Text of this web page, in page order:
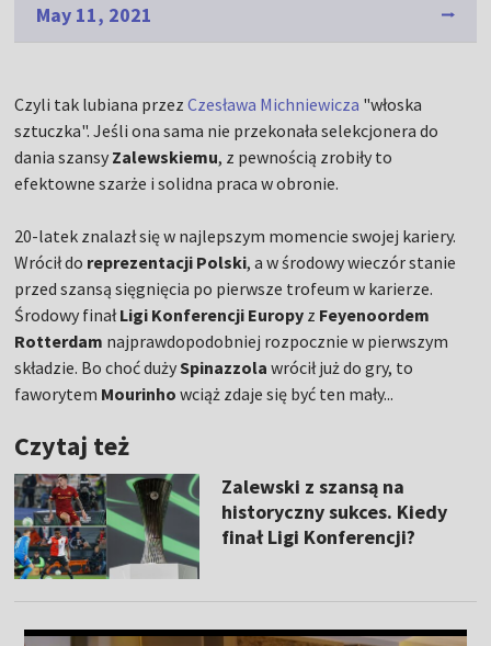
May 11, 2021
Czyli tak lubiana przezCzesława Michniewicza "włoska
sztuczka". Jeśli ona sama nie przekonała selekcjonera do
dania szansy Zalewskiemu, z pewnością zrobiły to
efektowne szarże i solidna praca w obronie.
20-latek znalazł się w najlepszym momencie swojej kariery.
Wrócił do reprezentacji Polski, a w środowy wieczór stanie
przed szansą sięgnięcia po pierwsze trofeum w karierze.
Środowy finałLigi Konferencji Europy z Feyenoordem
Rotterdam najprawdopodobniej rozpocznie w pierwszym
składzie. Bo choć dużySpinazzola wrócił już do gry, to
faworytem Mourinho wciąż zdaje się być ten mały...
Czytaj też
Zalewski z szansą na
historyczny sukces. Kiedy
finał Ligi Konferencji?